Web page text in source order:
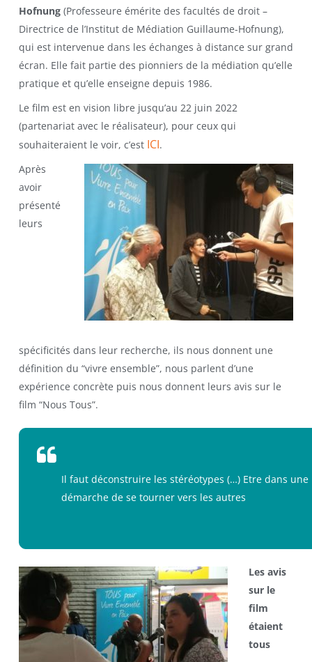
Hofnung(Professeure émérite des facultés de droit –
Directrice de l’Institut de Médiation Guillaume-Hofnung),
qui est intervenue dans les échanges à distance sur grand
écran. Elle fait partie des pionniers de la médiation qu’elle
pratique et qu’elle enseigne depuis 1986.
Le film est en vision libre jusqu’au 22 juin 2022
(partenariat avec le réalisateur), pour ceux qui
souhaiteraient le voir, c’est ICI.
Après
avoir
présenté
leurs
spécificités dans leur recherche, ils nous donnent une
définition du “vivre ensemble”, nous parlent d’une
expérience concrète puis nous donnent leurs avis sur le
film “Nous Tous”.
Il faut déconstruire les stéréotypes (…) Etre dans une
démarche de se tourner vers les autres
Les avis
sur le
film
étaient
tous